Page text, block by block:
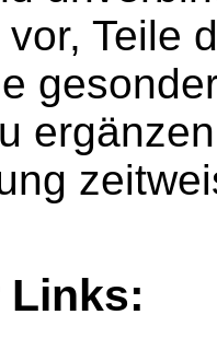
Teile
Links: